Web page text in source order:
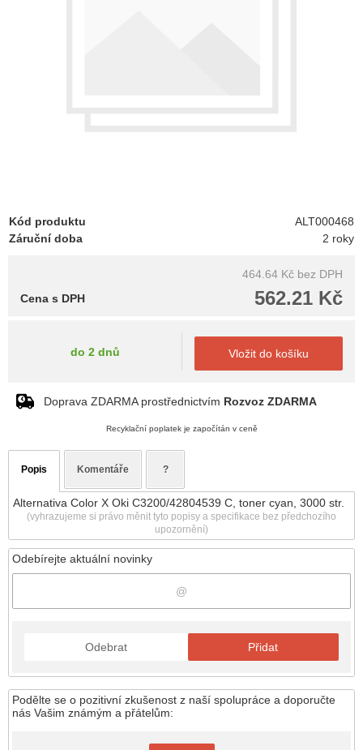
Odebírejte aktuální novinky
Odebrat Přidat
Podělte se o pozitivní zkušenost z naší spolupráce a doporučte
nás Vašim známým a přátelům:
Kód produktu
ALT000468
Záruční doba
2 roky
464.64 Kč bez DPH
562.21 Kč
Cena s DPH
do 2 dnů Vložit do košíku
Doprava ZDARMA prostřednictvím Rozvoz ZDARMA
Recyklační poplatek je započítán v ceně
Popis Komentáře ?
Alternativa Color X Oki C3200/42804539 C, toner cyan, 3000 str.
(vyhrazujeme si právo měnit tyto popisy a specifikace bez předchozího
upozornění)